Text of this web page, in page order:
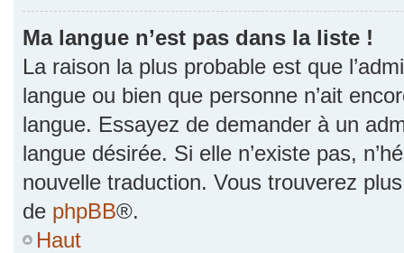
Ma langue n’est pas dans la liste !
La raison la plus probable est que
langue ou bien que personne n’ait
langue. Essayez de demander à un
langue désirée. Si elle n’existe pas,
nouvelle traduction. Vous trouverez
de phpBB®.
Haut